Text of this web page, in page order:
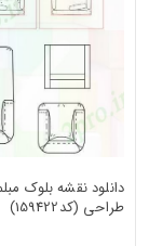
دانلود نقشه بلوک
طراحی (کد159422)